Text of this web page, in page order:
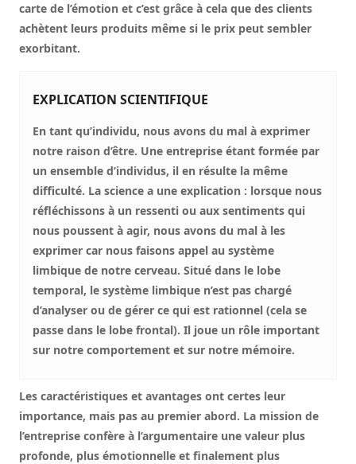
carte de l’émotion et c’est grâce à cela que des clients
achètent leurs produits même si le prix peut sembler
exorbitant.
EXPLICATION SCIENTIFIQUE
En tant qu’individu, nous avons du mal à exprimer
notre raison d’être. Une entreprise étant formée par
un ensemble d’individus, il en résulte la même
difficulté. La science a une explication : lorsque nous
réfléchissons à un ressenti ou aux sentiments qui
nous poussent à agir, nous avons du mal à les
exprimer car nous faisons appel au système
limbique de notre cerveau. Situé dans le lobe
temporal, le système limbique n’est pas chargé
d’analyser ou de gérer ce qui est rationnel (cela se
passe dans le lobe frontal). Il joue un rôle important
sur notre comportement et sur notre mémoire.
Les caractéristiques et avantages ont certes leur
importance, mais pas au premier abord. La mission de
l’entreprise confère à l’argumentaire une valeur plus
profonde, plus émotionnelle et finalement plus